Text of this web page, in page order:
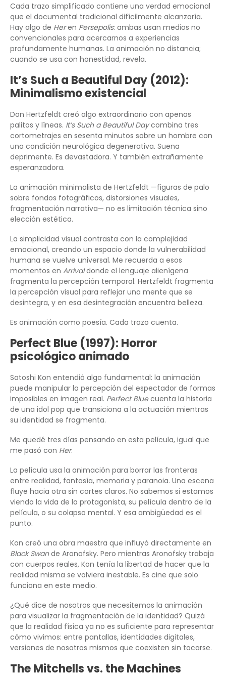
Cada trazo simplificado contiene una verdad emocional
que el documental tradicional difícilmente alcanzaría.
Hay algo de Heren Persepolis: ambas usan medios no
convencionales para acercarnos a experiencias
profundamente humanas. La animación no distancia;
cuando se usa con honestidad, revela.
It’s Such a Beautiful Day (2012):
Minimalismo existencial
Don Hertzfeldt creó algo extraordinario con apenas
palitos y líneas. It’s Such a Beautiful Daycombina tres
cortometrajes en sesenta minutos sobre un hombre con
una condición neurológica degenerativa. Suena
deprimente. Es devastadora. Y también extrañamente
esperanzadora.
La animación minimalista de Hertzfeldt —figuras de palo
sobre fondos fotográficos, distorsiones visuales,
fragmentación narrativa— no es limitación técnica sino
elección estética.
La simplicidad visual contrasta con la complejidad
emocional, creando un espacio donde la vulnerabilidad
humana se vuelve universal. Me recuerda a esos
momentos en Arrivaldonde el lenguaje alienígena
fragmenta la percepción temporal. Hertzfeldt fragmenta
la percepción visual para reflejar una mente que se
desintegra, y en esa desintegración encuentra belleza.
Es animación como poesía. Cada trazo cuenta.
Perfect Blue (1997): Horror
psicológico animado
Satoshi Kon entendió algo fundamental: la animación
puede manipular la percepción del espectador de formas
imposibles en imagen real. Perfect Bluecuenta la historia
de una idol pop que transiciona a la actuación mientras
su identidad se fragmenta.
Me quedé tres días pensando en esta película, igual que
me pasó con Her.
La película usa la animación para borrar las fronteras
entre realidad, fantasía, memoria y paranoia. Una escena
fluye hacia otra sin cortes claros. No sabemos si estamos
viendo la vida de la protagonista, su película dentro de la
película, o su colapso mental. Y esa ambigüedad es el
punto.
Kon creó una obra maestra que influyó directamente en
Black Swande Aronofsky. Pero mientras Aronofsky trabaja
con cuerpos reales, Kon tenía la libertad de hacer que la
realidad misma se volviera inestable. Es cine que solo
funciona en este medio.
¿Qué dice de nosotros que necesitemos la animación
para visualizar la fragmentación de la identidad? Quizá
que la realidad física ya no es suficiente para representar
cómo vivimos: entre pantallas, identidades digitales,
versiones de nosotros mismos que coexisten sin tocarse.
The Mitchells vs. the Machines